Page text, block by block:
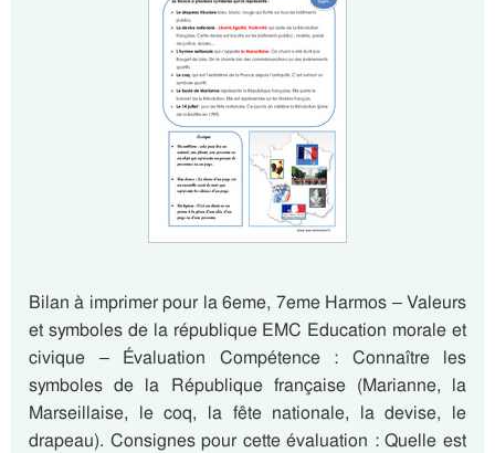
Bilan à imprimer pour la 6eme, 7eme Harmos – Valeurs
et symboles de la république EMC Education morale et
civique – Évaluation Compétence : Connaître les
symboles de la République française (Marianne, la
Marseillaise, le coq, la fête nationale, la devise, le
drapeau). Consignes pour cette évaluation : Quelle est